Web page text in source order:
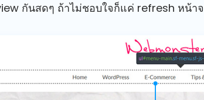
กันสดๆ ถ้าไม่ชอบใจก็แค่ refresh หน้า